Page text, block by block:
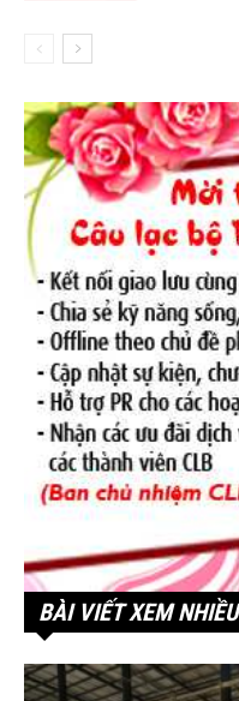
BÀI VIẾT XEM NHIỀU